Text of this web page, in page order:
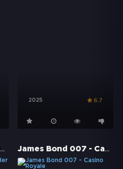
2025 6.7
Shadow Chase - Im Netz der Diebe James Bond 007 - Casino Royale